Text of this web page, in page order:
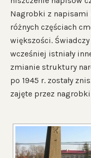
Nagrobki z
różnych częściach
większości.
wcześniej istniały
zmianie struktury
po 1945 r. zostały
zajęte przez